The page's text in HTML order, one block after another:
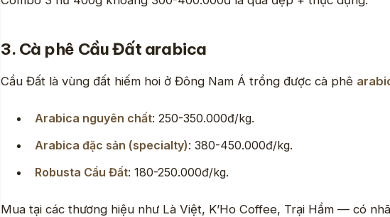
3. Cà phê Cầu Đất arabica
Cầu Đất là vùng đất hiếm hoi ở Đông Nam Á trồng được cà phê
Arabica nguyên chất: 250-350.000đ/kg.
Arabica đặc sản (specialty): 380-450.000đ/kg.
Robusta Cầu Đất: 180-250.000đ/kg.
Mua tại các thương hiệu như Là Việt, K’Ho Coffee, Trại Hầm — có